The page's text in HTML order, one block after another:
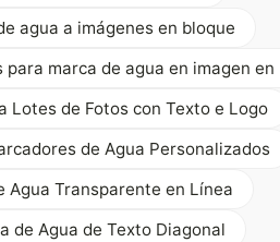
agua a imágenes en bloque
marca de agua en imagen en
Lotes de Fotos con Texto e Logo
de Agua Personalizados
Agua Transparente en Línea
de Agua de Texto Diagonal